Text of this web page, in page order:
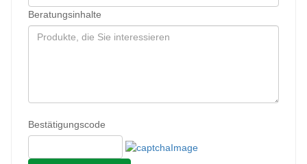
Beratungsinhalte
Bestätigungscode